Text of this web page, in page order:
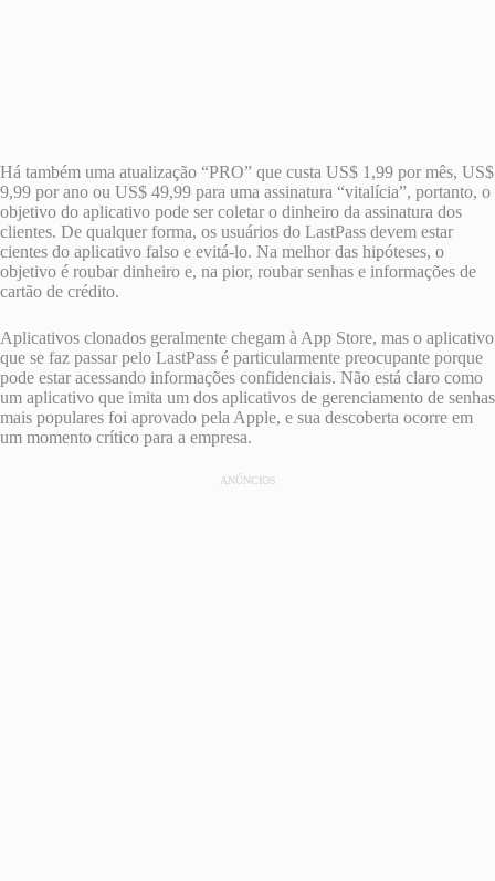
Há também uma atualização “PRO” que custa US$ 1,99 por mês, US$
9,99 por ano ou US$ 49,99 para uma assinatura “vitalícia”, portanto, o
objetivo do aplicativo pode ser coletar o dinheiro da assinatura dos
clientes. De qualquer forma, os usuários do LastPass devem estar
cientes do aplicativo falso e evitá-lo. Na melhor das hipóteses, o
objetivo é roubar dinheiro e, na pior, roubar senhas e informações de
cartão de crédito.
Aplicativos clonados geralmente chegam à ‌App Store‌, mas o aplicativo
que se faz passar pelo LastPass é particularmente preocupante porque
pode estar acessando informações confidenciais. Não está claro como
um aplicativo que imita um dos aplicativos de gerenciamento de senhas
mais populares foi aprovado pela Apple, e sua descoberta ocorre em
um momento crítico para a empresa.
ANÚNCIOS